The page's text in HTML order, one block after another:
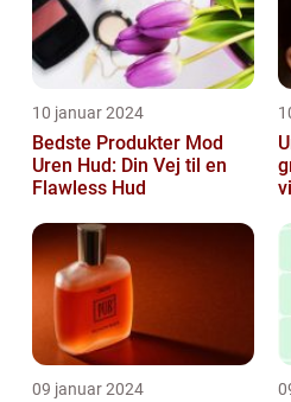
10 januar 2024
Bedste Produkter Mod
Uren Hud: Din Vej til en
Flawless Hud
09 januar 2024